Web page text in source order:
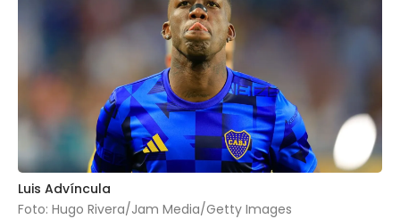
Luis Advíncula
Foto: Hugo Rivera/Jam Media/Getty Images